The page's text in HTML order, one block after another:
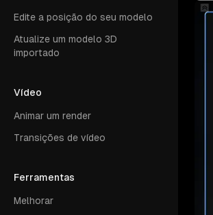
Edite a posição do seu modelo
Atualize um modelo 3D
importado
Vídeo
Animar um render
Transições de vídeo
Ferramentas
Melhorar